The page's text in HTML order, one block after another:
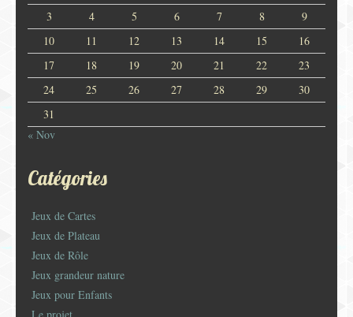
3
4 5 6 7 8
9
10
11 12 13 14 15
16
17
18 19 20 21 22
23
24
25 26 27 28 29
30
31
« Nov
Catégories
Jeux de Cartes
Jeux de Plateau
Jeux de Rôle
Jeux grandeur nature
Jeux pour Enfants